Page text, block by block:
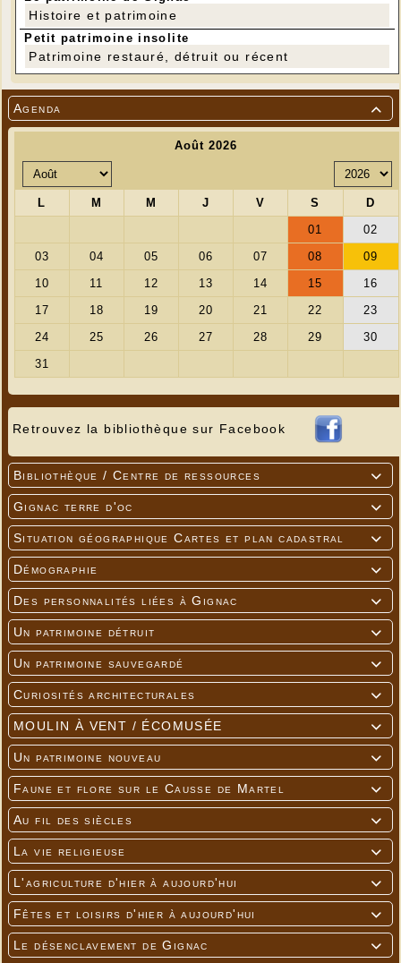

Agenda
Retrouvez la bibliothèque sur Facebook

Bibliothèque / Centre de ressources

Gignac terre d'oc

Situation géographique Cartes et plan cadastral

Démographie

Des personnalités liées à Gignac

Un patrimoine détruit

Un patrimoine sauvegardé

Curiosités architecturales

MOULIN À VENT / ÉCOMUSÉE

Un patrimoine nouveau

Faune et flore sur le Causse de Martel

Au fil des siècles

La vie religieuse

L'agriculture d'hier à aujourd'hui

Fêtes et loisirs d'hier à aujourd'hui

Le désenclavement de Gignac
Histoire et patrimoine
Petit patrimoine insolite
Patrimoine restauré, détruit ou récent